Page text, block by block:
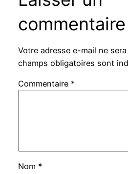
commentaire
Votre adresse e-mail ne
champs obligatoires sont
Commentaire *
Nom *